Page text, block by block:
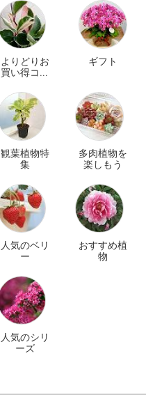
よりどりお
買い得コー
ギフト
観葉植物特
集
多肉植物を
楽しもう
人気のベリ
ー
おすすめ植
物
人気のシリ
ーズ